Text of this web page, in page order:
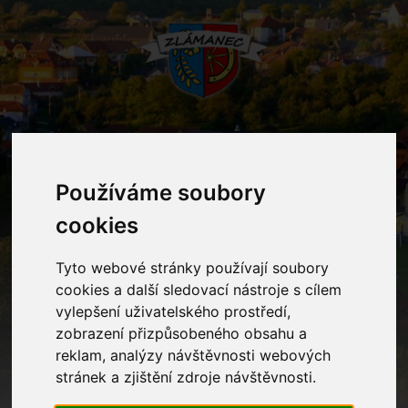
Používáme soubory
cookies
Tyto webové stránky používají soubory
cookies a další sledovací nástroje s cílem
vylepšení uživatelského prostředí,
zobrazení přizpůsobeného obsahu a
reklam, analýzy návštěvnosti webových
stránek a zjištění zdroje návštěvnosti.
Oznámení
Home Oznámení Uzavření MŠ v době vánočních svátků
Uzavření MŠ v době vánočních
svátků